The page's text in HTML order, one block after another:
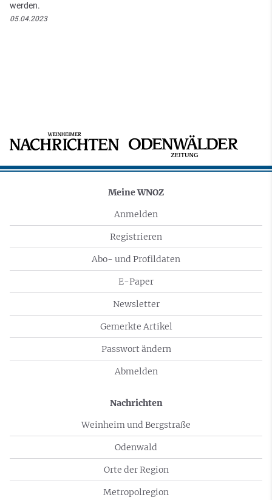
werden.
05.04.2023
Meine WNOZ
Anmelden
Registrieren
Abo- und Profildaten
E-Paper
Newsletter
Gemerkte Artikel
Passwort ändern
Abmelden
Nachrichten
Weinheim und Bergstraße
Odenwald
Orte der Region
Metropolregion